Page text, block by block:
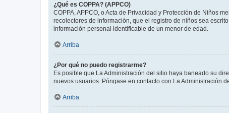
¿Qué es COPPA? (APPCO)
COPPA, APPCO, o Acta de Privacidad y Protección de Niños
recolectores de información, que el registro de niños sea
información personal identificable de un menor de edad.
Arriba
¿Por qué no puedo registrarme?
Es posible que La Administración del sitio haya baneado su
nuevos usuarios. Póngase en contacto con La Administración
Arriba